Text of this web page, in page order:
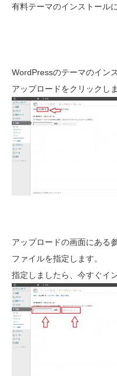
有料テーマのインストール
WordPressのテーマのイン
アップロードをクリックしま
アップロードの画面にある
ファイルを指定します。
指定しましたら、今すぐイ